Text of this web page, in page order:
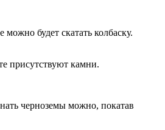
будет скатать колбаску.
присутствуют камни.
черноземы можно, покатав